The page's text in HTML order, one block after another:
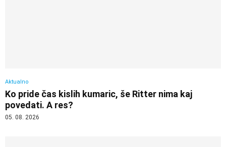
Aktualno
Ko pride čas kislih kumaric, še Ritter nima kaj
povedati. A res?
05. 08. 2026